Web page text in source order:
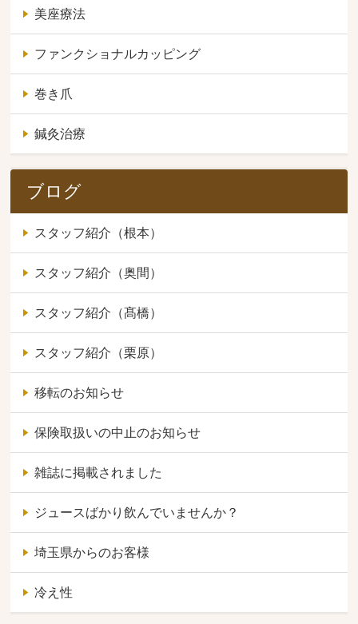
美座療法
ファンクショナルカッピング
巻き爪
鍼灸治療
ブログ
スタッフ紹介（根本）
スタッフ紹介（奥間）
スタッフ紹介（髙橋）
スタッフ紹介（栗原）
移転のお知らせ
保険取扱いの中止のお知らせ
雑誌に掲載されました
ジュースばかり飲んでいませんか？
埼玉県からのお客様
冷え性